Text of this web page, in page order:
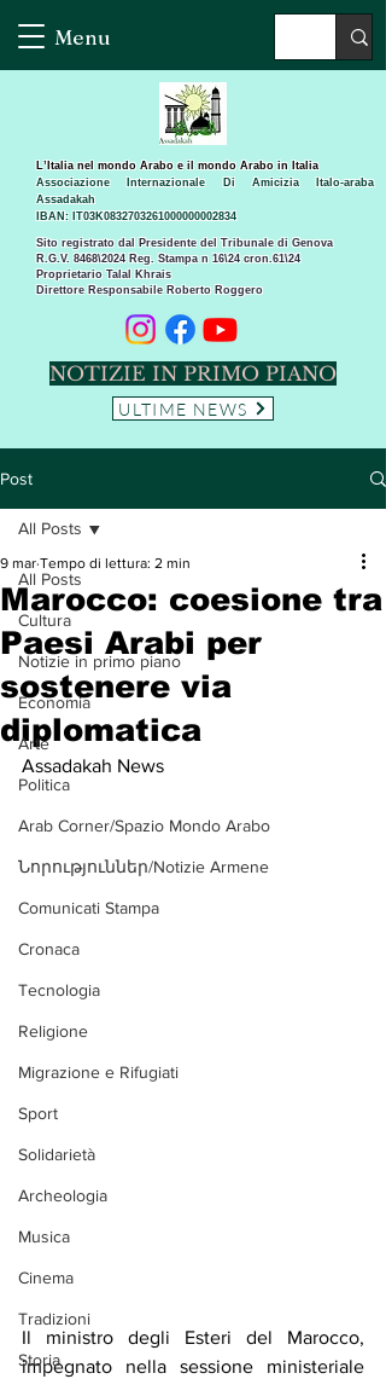
Menu
Sito registrato dal Presidente del Tribunale di Genova
R.G.V. 8468\2024 Reg. Stampa n 16\24 cron.61\24 ​
Proprietario Talal Khrais
Direttore Responsabile Roberto Roggero
L’Italia nel mondo Arabo e il mondo Arabo in Italia
Associazione Internazionale Di Amicizia Italo-araba
Assadakah
IBAN: IT03K0832703261000000002834
NOTIZIE IN PRIMO PIANO
ULTIME NEWS
Post
All Posts
Cultura
Notizie in primo piano
Economia
Arte
Politica
Arab Corner/Spazio Mondo Arabo
Նորություններ/Notizie Armene
Comunicati Stampa
Cronaca
Tecnologia
Religione
Migrazione e Rifugiati
Sport
Solidarietà
Archeologia
Musica
Cinema
Tradizioni
Storia
All Posts
Marocco: coesione tra
Paesi Arabi per
sostenere via
diplomatica
9 mar Tempo di lettura: 2 min
Assadakah News
Il ministro degli Esteri del Marocco,
impegnato nella sessione ministeriale